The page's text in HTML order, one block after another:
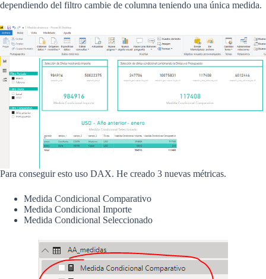
dependiendo del filtro cambie de columna teniendo una única medida.
Para conseguir esto uso DAX. He creado 3 nuevas métricas.
Medida Condicional Comparativo
Medida Condicional Importe
Medida Condicional Seleccionado